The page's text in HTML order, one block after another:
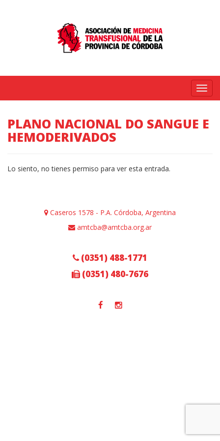
Menú
PLANO NACIONAL DO SANGUE E
HEMODERIVADOS
Lo siento, no tienes permiso para ver esta entrada.
Caseros 1578 - P.A. Córdoba, Argentina
amtcba@amtcba.org.ar
(0351) 488-1771
(0351) 480-7676